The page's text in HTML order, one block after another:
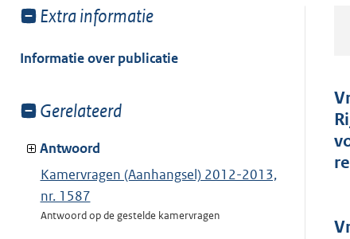
Toon
van:
Extra informatie
Informatie over publicatie
Toon
van:
Gerelateerd
Antwoord
Kamervragen (Aanhangsel) 2012-2013,
nr. 1587
Antwoord op de gestelde kamervragen